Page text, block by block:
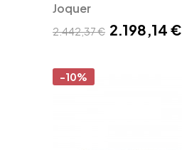
Joquer
2.442,37 € 2.198,14 €
-10%